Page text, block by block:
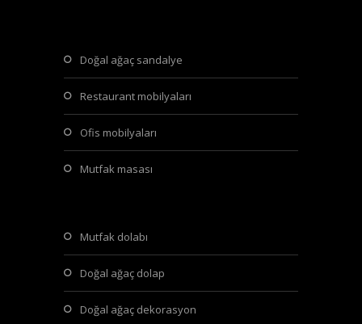
doğal ağaç sandalye
restaurant mobilyaları
ofis mobilyaları
mutfak masası
mutfak dolabı
doğal ağaç dolap
doğal ağaç dekorasyon